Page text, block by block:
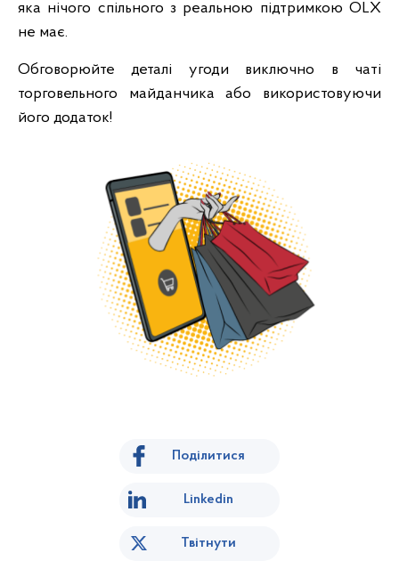
яка нічого спільного з реальною підтримкою OLX
не має.
Обговорюйте деталі угоди виключно в чаті
торговельного майданчика або використовуючи
його додаток!
Поділитися
Linkedin
Твітнути